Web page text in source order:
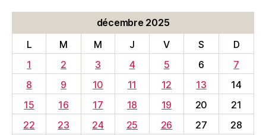
décembre 2025
L
M M J V S
D
1
2 3 4 5 6
7
8
9 10 11 12 13
14
15
16 17 18 19 20
21
22
23 24 25 26 27
28